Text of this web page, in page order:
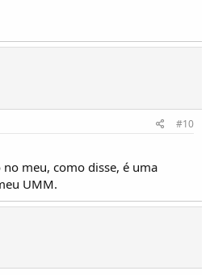
#10
meu, como disse, é uma
UMM.